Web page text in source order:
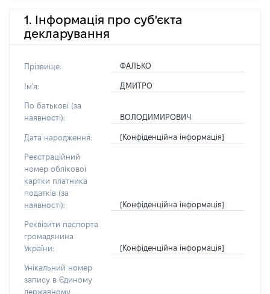
1. Інформація про суб'єкта
декларування
Прізвище: ФАЛЬКО
Ім'я: ДМИТРО
По батькові (за
наявності):
ВОЛОДИМИРОВИЧ
Дата народження: [Конфіденційна інформація]
Реєстраційний
номер облікової
картки платника
податків (за
наявності):
[Конфіденційна інформація]
Реквізити паспорта
громадянина
України:
[Конфіденційна інформація]
Унікальний номер
запису в Єдиному
державному